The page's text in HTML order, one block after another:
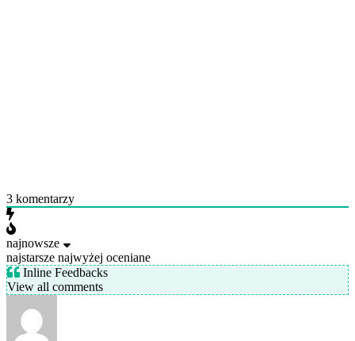
3 komentarzy
najnowsze
najstarsze najwyżej oceniane
Inline Feedbacks
View all comments